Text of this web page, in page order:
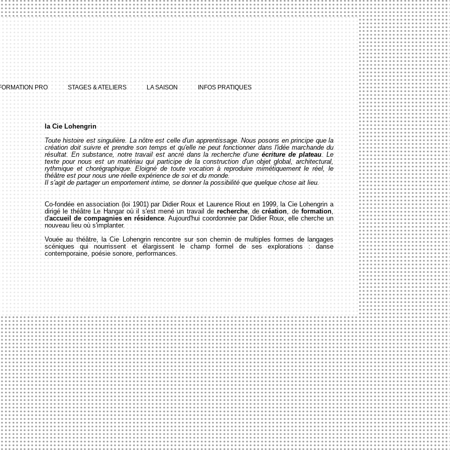
PRO STAGES & ATELIERS LA SAISON INFOS PRATIQUES
la Cie Lohengrin
Toute histoire est singulière. La nôtre est celle d'un apprentissage. Nous posons en principe que la
création doit suivre et prendre son temps et qu'elle ne peut fonctionner dans l'idée marchande du
résultat. En substance, notre travail est ancré dans la recherche d’uneécriture de plateau. Le
texte pour nous est un matériau qui participe de la construction d'un objet global, architectural,
rythmique et chorégraphique. Eloigné de toute vocation à reproduire mimétiquement le réel, le
théâtre est pour nous une réelle expérience de soi et du monde.
Il s'agit de partager un emportement intime, se donner la possibilité que quelque chose ait lieu.
Co-fondée en association (loi 1901) par Didier Roux et Laurence Riout en 1999, la Cie Lohengrin a
dirigé le théâtre Le Hangar où il s'est mené un travail de recherche, decréation, deformation,
d'accueil de compagnies en résidence. Aujourd'hui coordonnée par Didier Roux, elle cherche un
nouveau lieu où s'implanter.
Vouée au théâtre, la Cie Lohengrin rencontre sur son chemin de multiples formes de langages
scéniques qui nourrissent et élargissent le champ formel de ses explorations : danse
contemporaine, poésie sonore, performances.
LE HANGAR FORMATION PRO STAGES & ATELIERS LA SAISON INFOS PRATIQUES